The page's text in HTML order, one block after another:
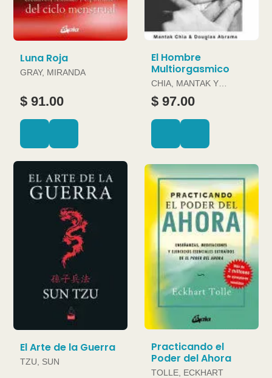
Luna Roja
GRAY, MIRANDA
$ 91.00
El Hombre
Multiorgasmico
CHIA, MANTAK Y
DOUGLAS ABRAMS
$ 97.00
El Arte de la Guerra
TZU, SUN
Practicando el
Poder del Ahora
TOLLE, ECKHART